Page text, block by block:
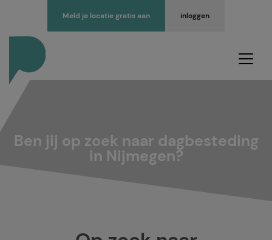
inloggen
Meld je locatie gratis aan
Ben jij op zoek naar dagbesteding
in Nijmegen?